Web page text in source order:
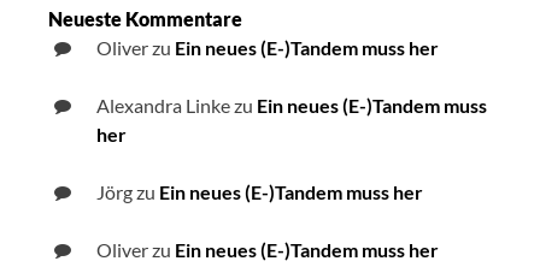
Neueste Kommentare
Oliverzu Ein neues (E-)Tandem muss her
Alexandra Linkezu Ein neues (E-)Tandem muss
her
Jörgzu Ein neues (E-)Tandem muss her
Oliverzu Ein neues (E-)Tandem muss her